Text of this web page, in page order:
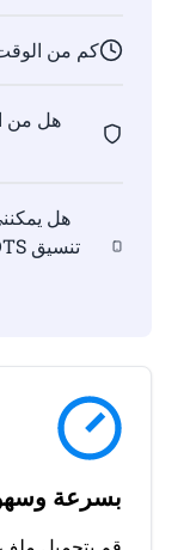
كم من
هل من
بسرعة